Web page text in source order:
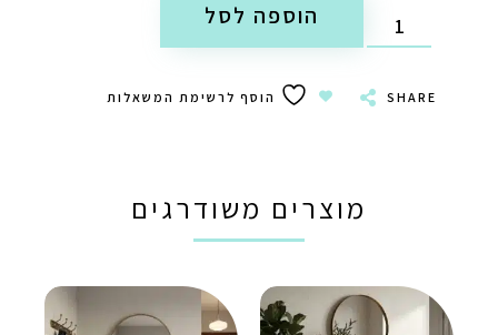
הוספה לסל
SHARE הוסף לרשימת המשאלות
מוצרים משודרגים